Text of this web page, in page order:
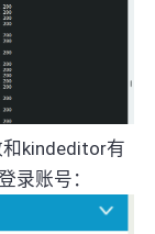
kindeditor有
录账号：